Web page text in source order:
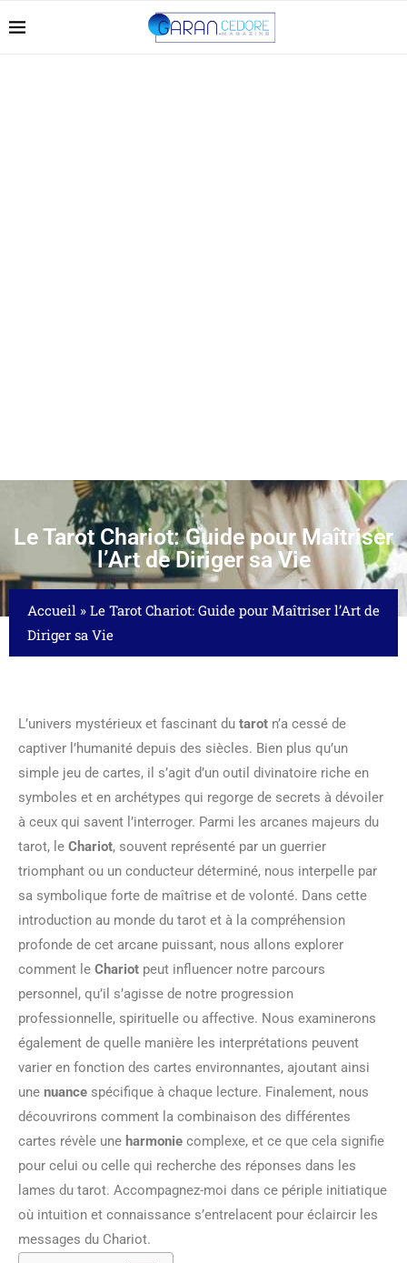
Le Tarot Chariot: Guide pour Maîtriser
l’Art de Diriger sa Vie
Accueil » Le Tarot Chariot: Guide pour Maîtriser l’Art de
Diriger sa Vie
L’univers mystérieux et fascinant du tarot n’a cessé de
captiver l’humanité depuis des siècles. Bien plus qu’un
simple jeu de cartes, il s’agit d’un outil divinatoire riche en
symboles et en archétypes qui regorge de secrets à dévoiler
à ceux qui savent l’interroger. Parmi les arcanes majeurs du
tarot, le Chariot, souvent représenté par un guerrier
triomphant ou un conducteur déterminé, nous interpelle par
sa symbolique forte de maîtrise et de volonté. Dans cette
introduction au monde du tarot et à la compréhension
profonde de cet arcane puissant, nous allons explorer
comment le Chariot peut influencer notre parcours
personnel, qu’il s’agisse de notre progression
professionnelle, spirituelle ou affective. Nous examinerons
également de quelle manière les interprétations peuvent
varier en fonction des cartes environnantes, ajoutant ainsi
une nuance spécifique à chaque lecture. Finalement, nous
découvrirons comment la combinaison des différentes
cartes révèle une harmonie complexe, et ce que cela signifie
pour celui ou celle qui recherche des réponses dans les
lames du tarot. Accompagnez-moi dans ce périple initiatique
où intuition et connaissance s’entrelacent pour éclaircir les
messages du Chariot.